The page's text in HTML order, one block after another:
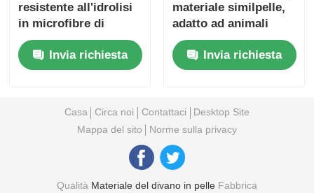
resistente all'idrolisi
in microfibre di
qualità commerciale
per mobili alberghieri
Invia richiesta
materiale similpelle,
adatto ad animali
domestici e bambini,
tessutoInvia richiesta
Casa Circa noi Contattaci
Desktop Site
Mappa del sito
Norme sulla privacy
Qualità Materiale del divano in pelleFabbrica